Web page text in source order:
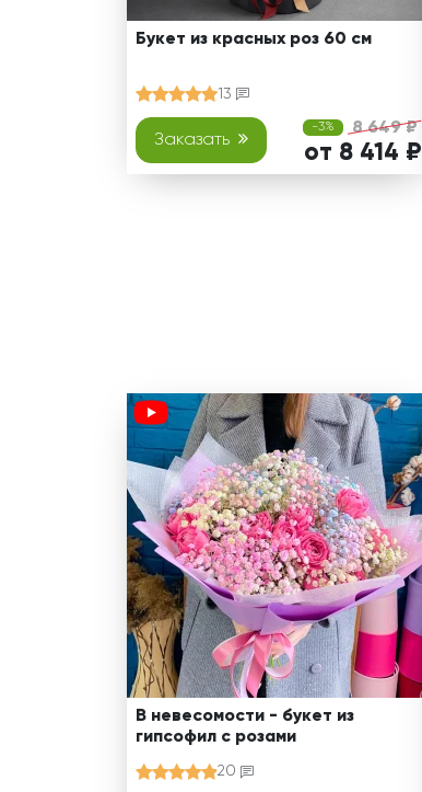
Букет из красных роз 60 см
13
Заказать
-3% 8 649 ₽
от 8 414 ₽
В невесомости - букет из
гипсофил с розами
20